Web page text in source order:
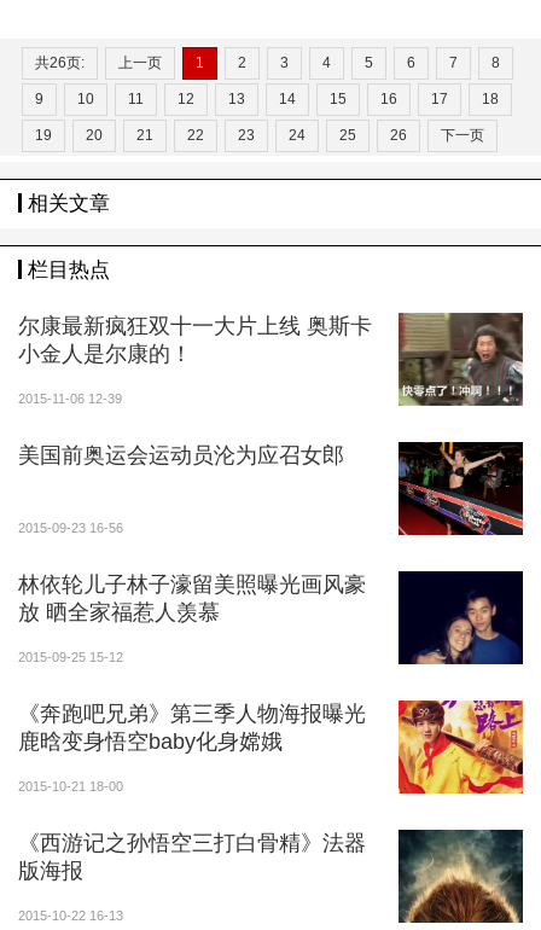
共26页: 上一页 1 2 3 4 5 6 7 8
9 10 11 12 13 14 15 16 17 18
19 20 21 22 23 24 25 26 下一页
相关文章
栏目热点
尔康最新疯狂双十一大片上线 奥斯卡
小金人是尔康的！
2015-11-06 12-39
美国前奥运会运动员沦为应召女郎
2015-09-23 16-56
林依轮儿子林子濠留美照曝光画风豪
放 晒全家福惹人羡慕
2015-09-25 15-12
《奔跑吧兄弟》第三季人物海报曝光
鹿晗变身悟空baby化身嫦娥
2015-10-21 18-00
《西游记之孙悟空三打白骨精》法器
版海报
2015-10-22 16-13